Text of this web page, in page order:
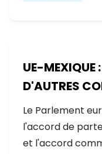
UE-MEXIQUE
D'AUTRES
L'EUROPE
Le Parlement
l'accord de
et l'accord